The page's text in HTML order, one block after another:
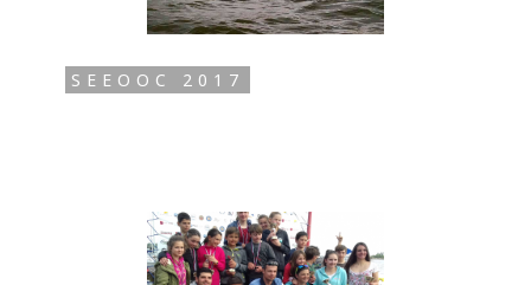
SEEOOC 2017